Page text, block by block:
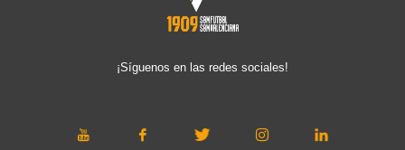
¡Síguenos en las redes sociales!